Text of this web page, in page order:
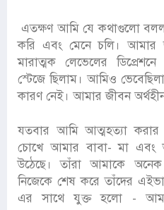
এতক্ষণ আমি যে কথাগুলো
করি এবং মেনে চলি।
মারাত্মক লেভেলের
স্টেজে ছিলাম। আমিও
কারণ নেই। আমার জীবন
যতবার আমি আত্মহত্যা
চোখে আমার বাবা- মা এবং
উঠেছে। তাঁরা আমাকে
নিজেকে শেষ করে তাঁদের
এর সাথে যুক্ত হলো -